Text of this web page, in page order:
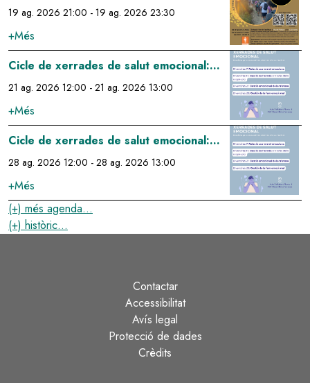
19 ag. 2026 21:00 - 19 ag. 2026 23:30
+Més
Cicle de xerrades de salut emocional:
gestió emocional de la tristesa
21 ag. 2026 12:00 - 21 ag. 2026 13:00
+Més
Image
Cicle de xerrades de salut emocional:
gestió de la fam emocional
28 ag. 2026 12:00 - 28 ag. 2026 13:00
+Més
Image
(+) més agenda...
(+) històric...
Contactar
Accessibilitat
Avís legal
Protecció de dades
Crèdits